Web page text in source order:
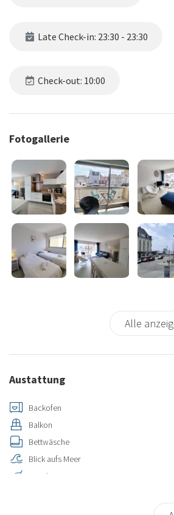
Late Check-in: 23:30 - 23:30
Check-out: 10:00
Fotogallerie
Alle
Austattung
Backofen
Balkon
Bettwäsche
Blick aufs Meer
Bügeleisen